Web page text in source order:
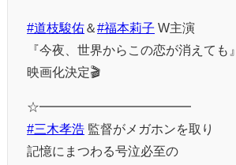
#道枝駿佑＆#福本莉子 W主演
『今夜、世界からこの恋が消えても』
映画化決定🎬
☆━━━━━━━━━━━━
#三木孝浩 監督がメガホンを取り
記憶にまつわる号泣必至の